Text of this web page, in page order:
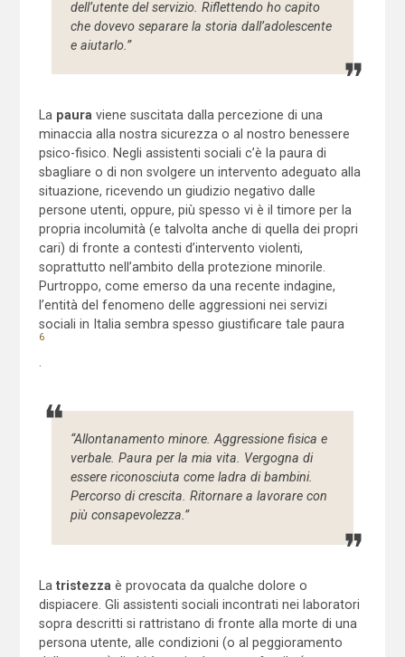
dell’utente del servizio. Riflettendo ho capito
che dovevo separare la storia dall’adolescente
e aiutarlo.”
La pauraviene suscitata dalla percezione di una
minaccia alla nostra sicurezza o al nostro benessere
psico-fisico. Negli assistenti sociali c’è la paura di
sbagliare o di non svolgere un intervento adeguato alla
situazione, ricevendo un giudizio negativo dalle
persone utenti, oppure, più spesso vi è il timore per la
propria incolumità (e talvolta anche di quella dei propri
cari) di fronte a contesti d’intervento violenti,
soprattutto nell’ambito della protezione minorile.
Purtroppo, come emerso da una recente indagine,
l’entità del fenomeno delle aggressioni nei servizi
sociali in Italia sembra spesso giustificare tale paura
6
.
“Allontanamento minore. Aggressione fisica e
verbale. Paura per la mia vita. Vergogna di
essere riconosciuta come ladra di bambini.
Percorso di crescita. Ritornare a lavorare con
più consapevolezza.”
La tristezzaè provocata da qualche dolore o
dispiacere. Gli assistenti sociali incontrati nei laboratori
sopra descritti si rattristano di fronte alla morte di una
persona utente, alle condizioni (o al peggioramento